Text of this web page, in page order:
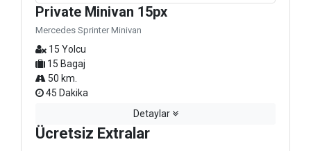
Private Minivan 15px
Mercedes Sprinter Minivan
15 Yolcu
15 Bagaj
50 km.
45 Dakika
Detaylar
Ücretsiz Extralar